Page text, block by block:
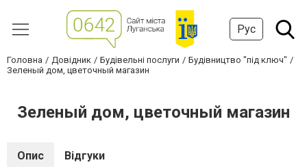
Рус
Головна Довідник Будівельні послуги
Будівництво "під ключ"
Зеленый дом, цветочный магазин
Зеленый дом, цветочный магазин
Опис Відгуки